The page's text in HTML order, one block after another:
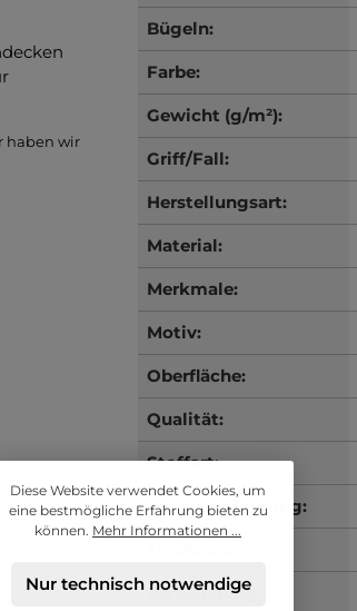
haben wir
Bügeln:
Farbe:
Gewicht (g/m²):
Griff/Fall:
Herstellungsart:
Material:
Merkmale:
Motiv:
Oberfläche:
Qualität:
Stoffart:
Trockenreinigung:
Verwendung:
Diese Website verwendet Cookies, um
eine bestmögliche Erfahrung bieten zu
können. Mehr Informationen ...
Nur technisch notwendige